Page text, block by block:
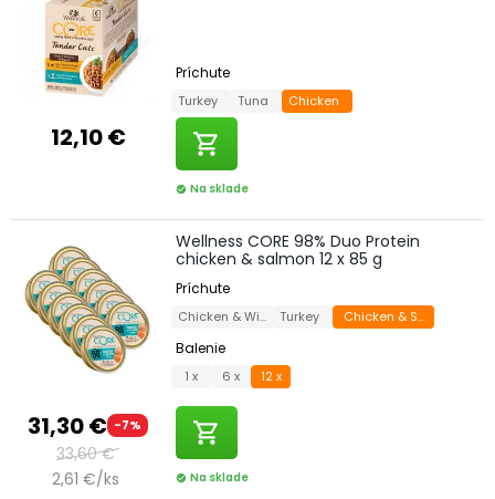
12,10 €
Príchute
Turkey Tuna Chicken
shopping_cart
check_circle Na sklade
31,30 € -7%
33,60 €
2,61 €/ks
Wellness CORE 98% Duo Protein
chicken & salmon 12 x 85 g
Príchute
Chicken & Wild Boar
Turkey Chicken & Salmon
Balenie
1 x 6 x 12 x
shopping_cart
check_circle Na sklade